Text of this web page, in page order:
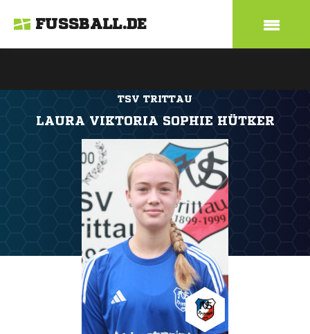
FUSSBALL.DE
TSV TRITTAU
LAURA VIKTORIA SOPHIE HÜTKER